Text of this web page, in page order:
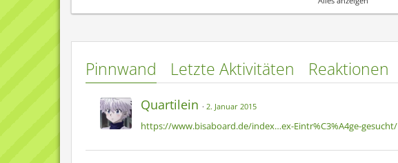
→
→
(See des Zorns, Soulsilver)
(Naturschutzgebiet, Schwarz 2 )
Events:
Pinnwand Letzte Aktivitäten Reaktionen
Quartilein 2. Januar 2015
https://www.bisaboard.de/index…ex-Eintr%C3%A4ge-gesucht/